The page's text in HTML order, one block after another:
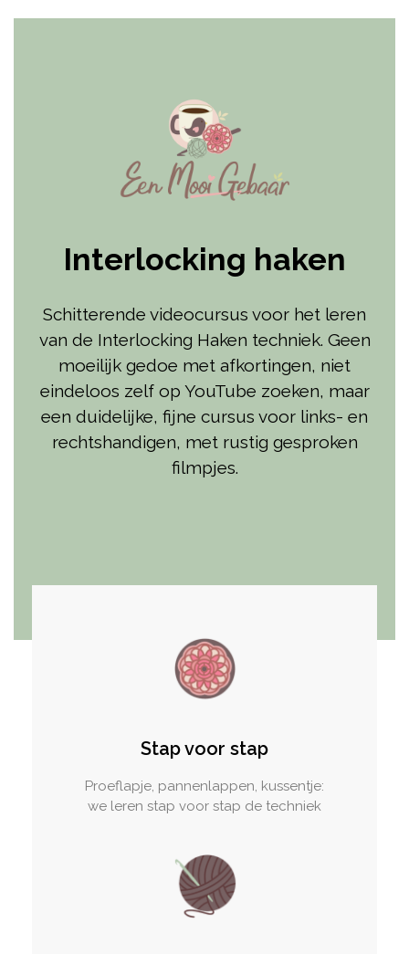
Interlocking haken
Schitterende videocursus voor het leren
van de Interlocking Haken techniek. Geen
moeilijk gedoe met afkortingen, niet
eindeloos zelf op YouTube zoeken, maar
een duidelijke, fijne cursus voor links- en
rechtshandigen, met rustig gesproken
filmpjes.
Stap voor stap
Proeflapje, pannenlappen, kussentje:
we leren stap voor stap de techniek